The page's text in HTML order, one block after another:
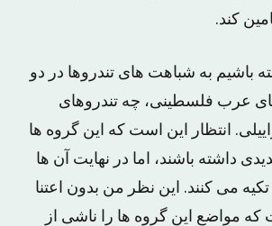
کند.
باشیم به شباهت های تندروها در دو
عرب فلسطینی، چه تندروهای
انتظار این است که این گروه ها
داشته باشند، اما در نهایت آن ها
می کنند. این نظر من بدون اعتنا
مواضع این گروه ها را ناشی از